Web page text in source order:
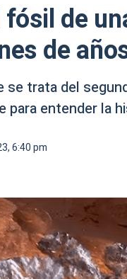
de
de
se trata del
para entender la
6:40 pm